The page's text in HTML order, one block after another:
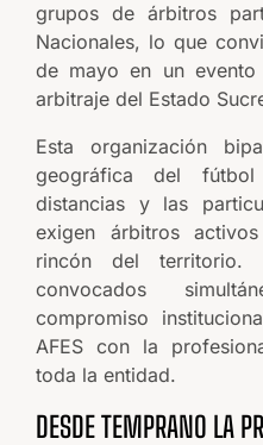
grupos de árbitros
Nacionales, lo que
de mayo en un
arbitraje del Estado
Esta organización
geográfica del
distancias y las
exigen árbitros
rincón del territorio.
convocados
compromiso
AFES con la
toda la entidad.
DESDE TEMPRANO LA